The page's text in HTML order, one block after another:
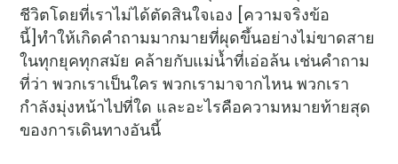
ชีวิตโดยที่เราไม่ได้ตัดสินใจเอง [ความจริงข้อ
นี้]ทำให้เกิดคำถามมากมายที่ผุดขึ้นอย่างไม่ขาดสาย
ในทุกยุคทุกสมัย คล้ายกับแม่น้ำที่เอ่อล้น เช่นคำถาม
ที่ว่า พวกเราเป็นใคร พวกเรามาจากไหน พวกเรา
กำลังมุ่งหน้าไปที่ใด และอะไรคือความหมายท้ายสุด
ของการเดินทางอันนี้